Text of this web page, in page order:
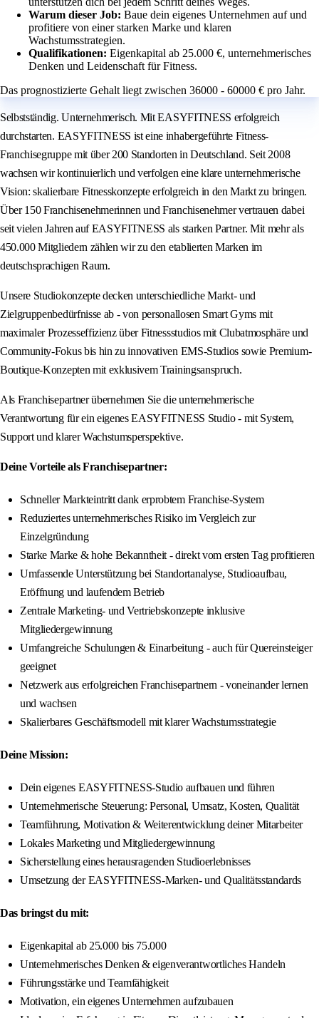
Warum dieser Job: Baue dein eigenes Unternehmen auf und
profitiere von einer starken Marke und klaren
Wachstumsstrategien.
Qualifikationen: Eigenkapital ab 25.000 €, unternehmerisches
Denken und Leidenschaft für Fitness.
Das prognostizierte Gehalt liegt zwischen 36000 - 60000 € pro Jahr.
Selbstständig. Unternehmerisch. Mit EASYFITNESS erfolgreich
durchstarten. EASYFITNESS ist eine inhabergeführte Fitness-
Franchisegruppe mit über 200 Standorten in Deutschland. Seit 2008
wachsen wir kontinuierlich und verfolgen eine klare unternehmerische
Vision: skalierbare Fitnesskonzepte erfolgreich in den Markt zu bringen.
Über 150 Franchisenehmerinnen und Franchisenehmer vertrauen dabei
seit vielen Jahren auf EASYFITNESS als starken Partner. Mit mehr als
450.000 Mitgliedern zählen wir zu den etablierten Marken im
deutschsprachigen Raum.
Unsere Studiokonzepte decken unterschiedliche Markt- und
Zielgruppenbedürfnisse ab - von personallosen Smart Gyms mit
maximaler Prozesseffizienz über Fitnessstudios mit Clubatmosphäre und
Community-Fokus bis hin zu innovativen EMS-Studios sowie Premium-
Boutique-Konzepten mit exklusivem Trainingsanspruch.
Als Franchisepartner übernehmen Sie die unternehmerische
Verantwortung für ein eigenes EASYFITNESS Studio - mit System,
Support und klarer Wachstumsperspektive.
Deine Vorteile als Franchisepartner:
Schneller Markteintritt dank erprobtem Franchise-System
Reduziertes unternehmerisches Risiko im Vergleich zur
Einzelgründung
Starke Marke & hohe Bekanntheit - direkt vom ersten Tag profitieren
Umfassende Unterstützung bei Standortanalyse, Studioaufbau,
Eröffnung und laufendem Betrieb
Zentrale Marketing- und Vertriebskonzepte inklusive
Mitgliedergewinnung
Umfangreiche Schulungen & Einarbeitung - auch für Quereinsteiger
geeignet
Netzwerk aus erfolgreichen Franchisepartnern - voneinander lernen
und wachsen
Skalierbares Geschäftsmodell mit klarer Wachstumsstrategie
Deine Mission:
Dein eigenes EASYFITNESS-Studio aufbauen und führen
Unternehmerische Steuerung: Personal, Umsatz, Kosten, Qualität
Teamführung, Motivation & Weiterentwicklung deiner Mitarbeiter
Lokales Marketing und Mitgliedergewinnung
Sicherstellung eines herausragenden Studioerlebnisses
Umsetzung der EASYFITNESS-Marken- und Qualitätsstandards
Das bringst du mit:
Eigenkapital ab 25.000 bis 75.000
Unternehmerisches Denken & eigenverantwortliches Handeln
Führungsstärke und Teamfähigkeit
Motivation, ein eigenes Unternehmen aufzubauen